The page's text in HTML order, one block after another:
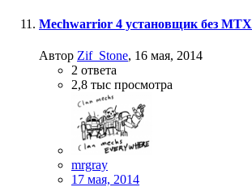
Mechwarrior 4 установщик без MTX
Автор Zif_Stone, 16 мая, 2014
2 ответа
2,8 тыс просмотра
mrgray
17 мая, 2014